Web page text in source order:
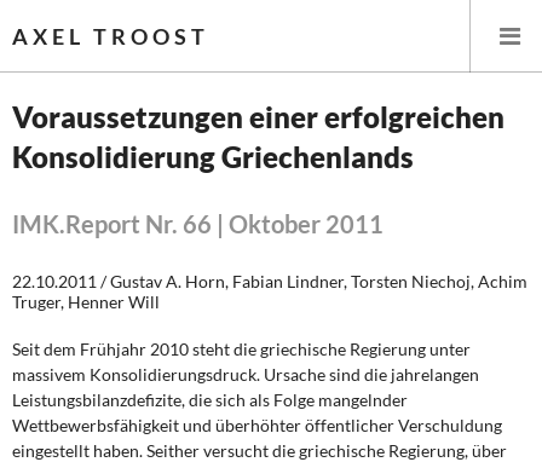
AXEL TROOST
Startseite
Themen
Leitlinien linker Wirtschafts- und Finanzpolitik
Steuer- und Finanzpolitik
Öffentliche Infrastruktur und Daseinsvorsorge
Voraussetzungen einer erfolgreichen
Konsolidierung Griechenlands
IMK.Report Nr. 66 | Oktober 2011
22.10.2011 / Gustav A. Horn, Fabian Lindner, Torsten Niechoj, Achim
Truger, Henner Will
Seit dem Frühjahr 2010 steht die griechische Regierung unter
massivem Konsolidierungsdruck. Ursache sind die jahrelangen
Leistungsbilanzdefizite, die sich als Folge mangelnder
Wettbewerbsfähigkeit und überhöhter öffentlicher Verschuldung
eingestellt haben. Seither versucht die griechische Regierung, über